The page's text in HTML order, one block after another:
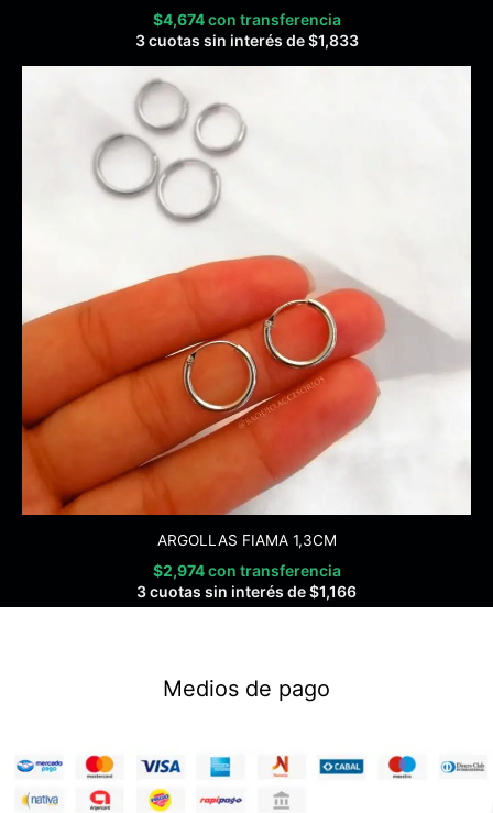
$4,674 con transferencia
3 cuotas sin interés de$1,833
ARGOLLAS FIAMA 1,3CM
$2,974 con transferencia
3 cuotas sin interés de$1,166
Medios de pago